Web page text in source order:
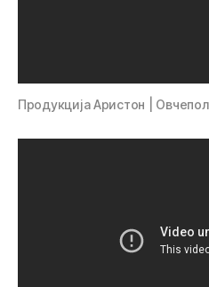
Продукција Аристон |